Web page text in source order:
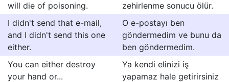
will die of poisoning.
zehirlenme sonucu ölür.
I didn't send that e-mail,
and I didn't send this one
either.
O e-postayı ben
göndermedim ve bunu da
ben göndermedim.
You can either destroy
your hand or...
Ya kendi elinizi iş
yapamaz hale getirirsiniz